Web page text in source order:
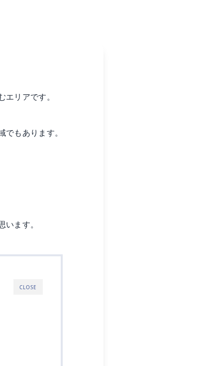
リアです。
もあります。
ます。
CLOSE